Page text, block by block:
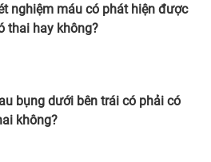
nghiệm máu có phát hiện được
thai hay không?
bụng dưới bên trái có phải có
không?